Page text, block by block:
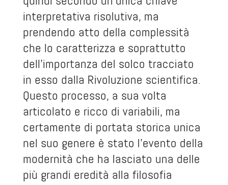
interpretativa risolutiva, ma
prendendo atto della complessità
che lo caratterizza e soprattutto
dell’importanza del solco tracciato
in esso dalla Rivoluzione scientifica.
Questo processo, a sua volta
articolato e ricco di variabili, ma
certamente di portata storica unica
nel suo genere è stato l’evento della
modernità che ha lasciato una delle
più grandi eredità alla filosofia